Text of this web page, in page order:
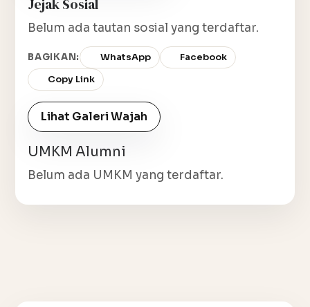
Jejak Sosial
Belum ada tautan sosial yang terdaftar.
BAGIKAN: WhatsApp
Facebook
Copy Link
Lihat Galeri Wajah
UMKM Alumni
Belum ada UMKM yang terdaftar.